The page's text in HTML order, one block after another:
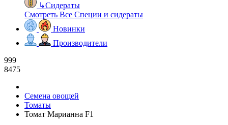
↳Сидераты
Смотреть Все Специи и сидераты
Новинки
Производители
999
8475
Семена овощей
Томаты
Томат Марианна F1